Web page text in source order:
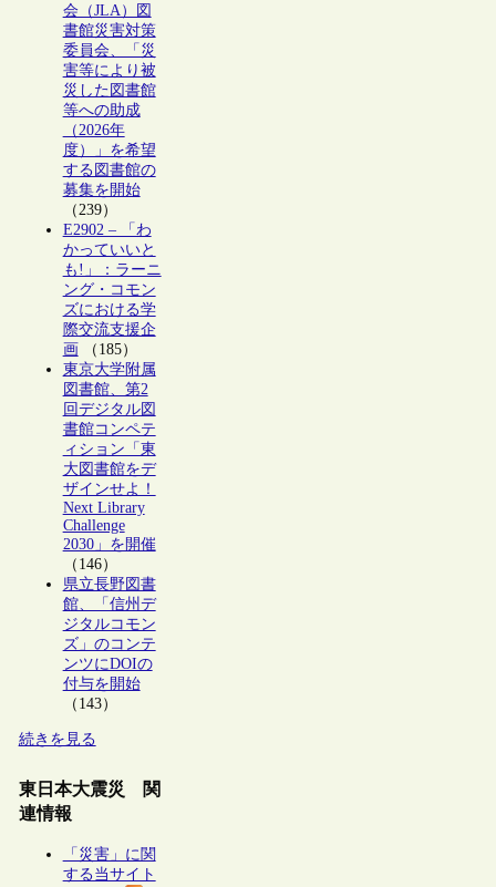
会（JLA）図
書館災害対策
委員会、「災
害等により被
災した図書館
等への助成
（2026年
度）」を希望
する図書館の
募集を開始
（239）
E2902 – 「わ
かっていいと
も!」：ラーニ
ング・コモン
ズにおける学
際交流支援企
画 （185）
東京大学附属
図書館、第2
回デジタル図
書館コンペテ
ィション「東
大図書館をデ
ザインせよ！
Next Library
Challenge
2030」を開催
（146）
県立長野図書
館、「信州デ
ジタルコモン
ズ」のコンテ
ンツにDOIの
付与を開始
（143）
続きを見る
東日本大震災 関
連情報
「災害」に関
する当サイト